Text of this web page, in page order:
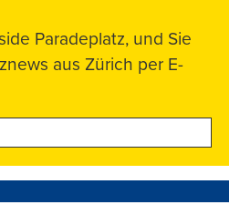
Paradeplatz, und Sie
aus Zürich per E-